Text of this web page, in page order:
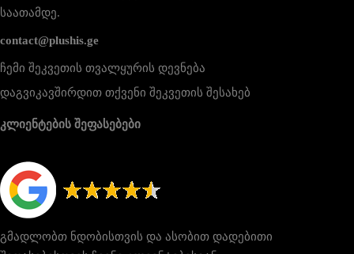
საათამდე.
contact@plushis.ge
ჩემი შეკვეთის თვალყურის დევნება
დაგვიკავშირდით თქვენი შეკვეთის შესახებ
კლიენტების შეფასებები
გმადლობთ ნდობისთვის და ასობით დადებითი